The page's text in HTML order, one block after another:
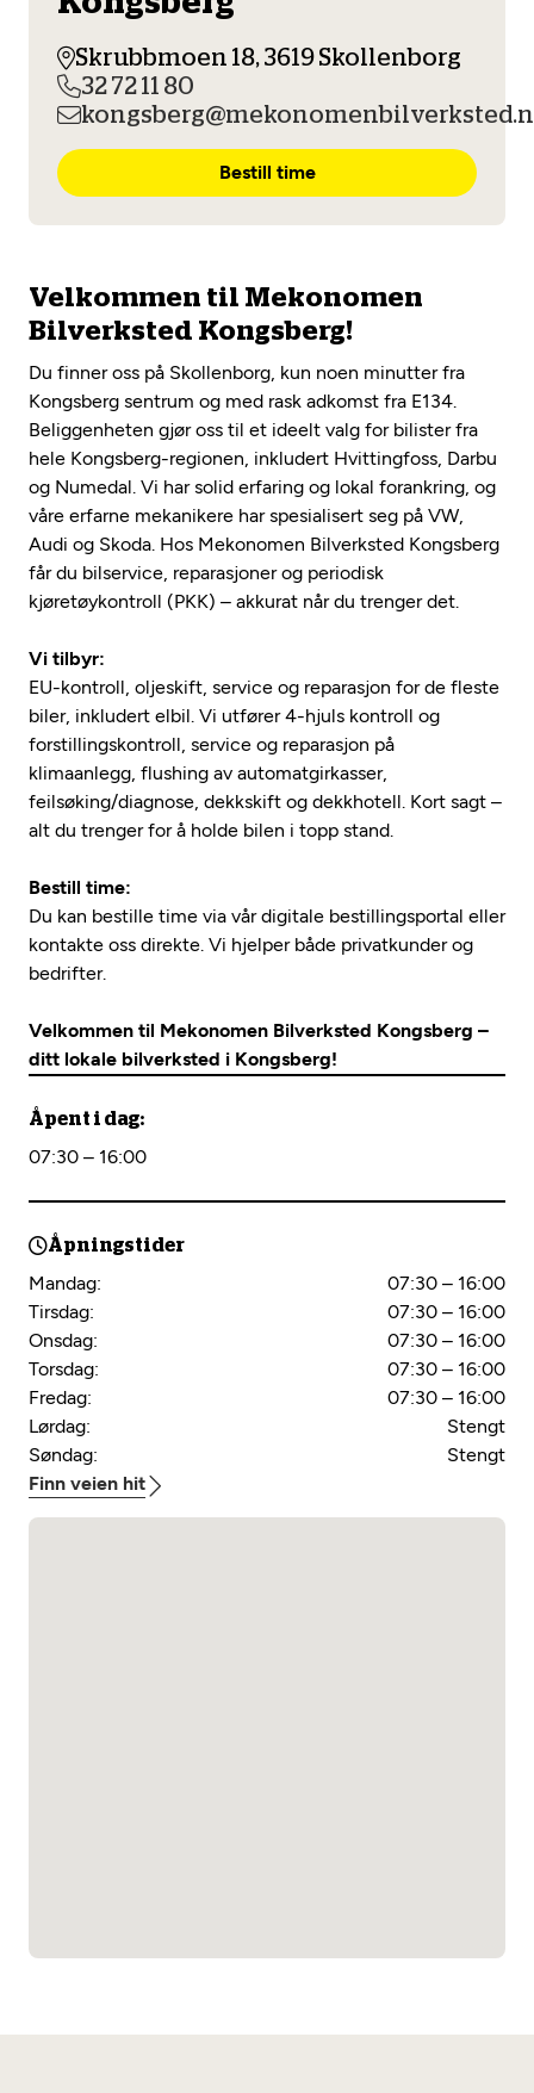
Se alle (52) tjenester her
Mekonomen Bilkonto
Les mer
Mekonomen Fleet
Les mer
Fritt verkstedvalg
Lønnsomt valg
Mobilitetsgaranti
Nybilgaranti og fabrikkgaranti
Opprett en konto
Skrubbmoen 18, 3619 Skollenborg
32 72 11 80
Bestill time
Velkommen til Mekonomen
Bilverksted Kongsberg!
Du finner oss på Skollenborg, kun noen minutter fra
Kongsberg sentrum og med rask adkomst fra E134.
Beliggenheten gjør oss til et ideelt valg for bilister fra
hele Kongsberg-regionen, inkludert Hvittingfoss, Darbu
og Numedal. Vi har solid erfaring og lokal forankring, og
våre erfarne mekanikere har spesialisert seg på VW,
Audi og Skoda. Hos Mekonomen Bilverksted Kongsberg
får du bilservice, reparasjoner og periodisk
kjøretøykontroll (PKK) – akkurat når du trenger det.
Vi tilbyr:
EU-kontroll, oljeskift, service og reparasjon for de fleste
biler, inkludert elbil. Vi utfører 4-hjuls kontroll og
forstillingskontroll, service og reparasjon på
klimaanlegg, flushing av automatgirkasser,
feilsøking/diagnose, dekkskift og dekkhotell. Kort sagt –
alt du trenger for å holde bilen i topp stand.
Bestill time:
Du kan bestille time via vår digitale bestillingsportal eller
kontakte oss direkte. Vi hjelper både privatkunder og
bedrifter.
Velkommen til Mekonomen Bilverksted Kongsberg –
ditt lokale bilverksted i Kongsberg!
Åpent i dag:
07:30 – 16:00
Åpningstider
Mandag:
07:30 – 16:00
Tirsdag:
07:30 – 16:00
Onsdag:
07:30 – 16:00
Torsdag:
07:30 – 16:00
Fredag:
07:30 – 16:00
Lørdag:
Stengt
Søndag:
Stengt
Finn veien hit